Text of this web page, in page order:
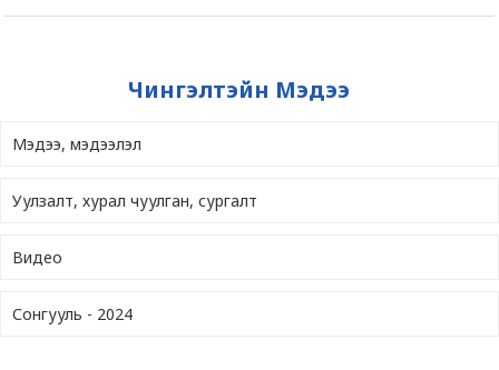
Чингэлтэйн Мэдээ
Мэдээ, мэдээлэл
Уулзалт, хурал чуулган, сургалт
Видео
Сонгууль - 2024